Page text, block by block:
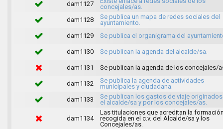
dam1127
concejales/as.
dam1128
Se publica un mapa de redes sociales del
ayuntamiento.
dam1129
Se publica el organigrama del
dam1130 Se publican la agenda del alcalde/sa.
dam1131 Se publican la agenda de los concejales/
dam1132
Se publica la agenda de actividades
municipales y ciudadana.
dam1133
Se publican los gastos de viaje
el alcalde/sa y por los concejales/as.
dam1134
Las titulaciones que acreditan la
recogida en el c.v. del Alcalde/sa y los
Concejales/as.